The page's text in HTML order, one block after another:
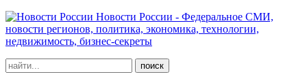
Новости России - Федеральное СМИ,
новости регионов, политика, экономика, технологии,
недвижимость, бизнес-секреты